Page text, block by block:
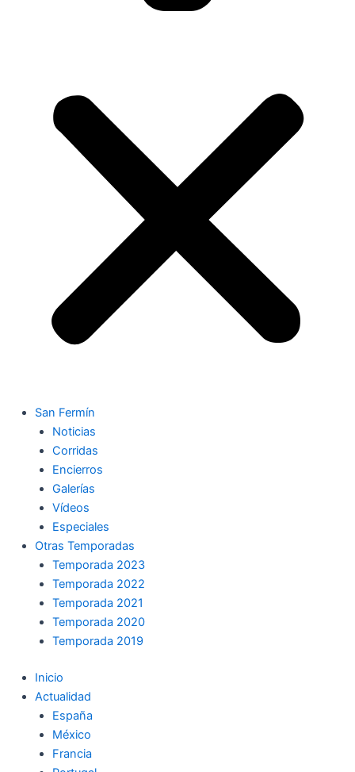
San Fermín
Noticias
Corridas
Encierros
Galerías
Vídeos
Especiales
Otras Temporadas
Temporada 2023
Temporada 2022
Temporada 2021
Temporada 2020
Temporada 2019
Inicio
Actualidad
España
México
Francia